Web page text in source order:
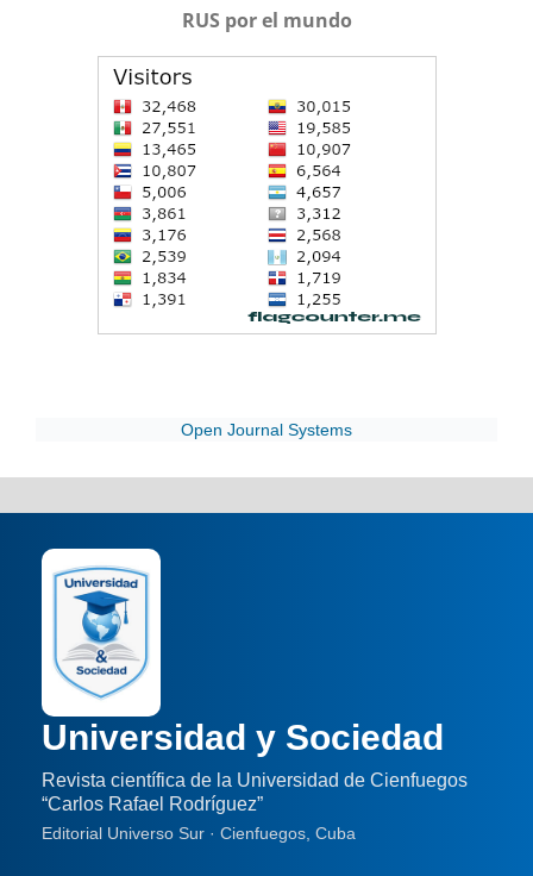
RUS por el mundo
Open Journal Systems
Universidad y Sociedad
Revista científica de la Universidad de Cienfuegos
“Carlos Rafael Rodríguez”
Editorial Universo Sur · Cienfuegos, Cuba